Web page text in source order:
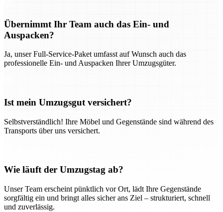
Übernimmt Ihr Team auch das Ein- und
Auspacken?
Ja, unser Full-Service-Paket umfasst auf Wunsch auch das
professionelle Ein- und Auspacken Ihrer Umzugsgüter.
Ist mein Umzugsgut versichert?
Selbstverständlich! Ihre Möbel und Gegenstände sind während des
Transports über uns versichert.
Wie läuft der Umzugstag ab?
Unser Team erscheint pünktlich vor Ort, lädt Ihre Gegenstände
sorgfältig ein und bringt alles sicher ans Ziel – strukturiert, schnell
und zuverlässig.